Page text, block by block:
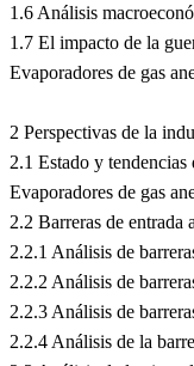
1.6 Análisis
1.7 El impacto de la
Evaporadores de gas
2 Perspectivas de la
2.1 Estado y
Evaporadores de gas
2.2 Barreras de entrada
2.2.1 Análisis de
2.2.2 Análisis de
2.2.3 Análisis de
2.2.4 Análisis de la